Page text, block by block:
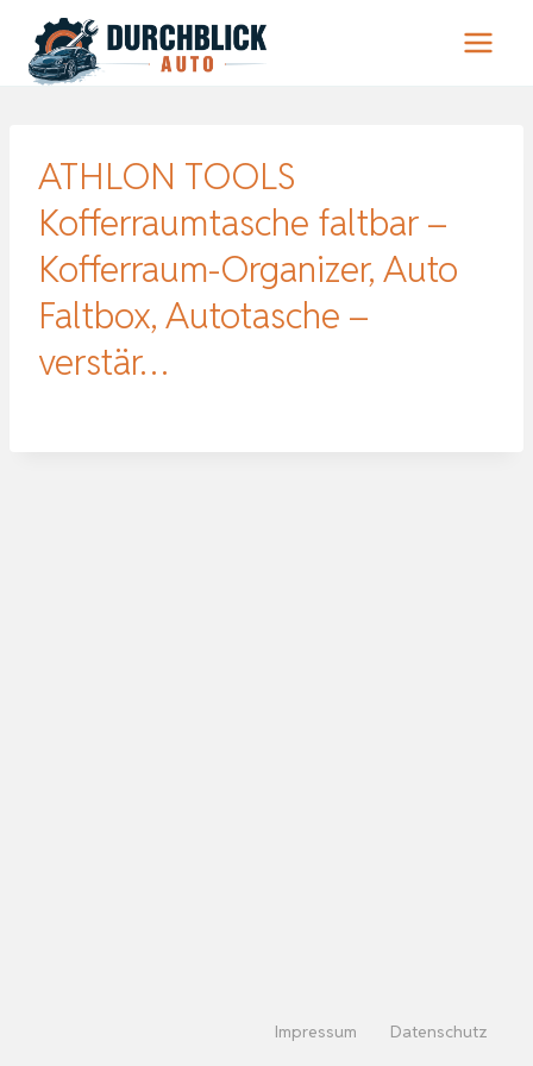
Inhalt
springen
ATHLON TOOLS
Kofferraumtasche faltbar –
Kofferraum-Organizer, Auto
Faltbox, Autotasche –
verstär…
Impressum Datenschutz